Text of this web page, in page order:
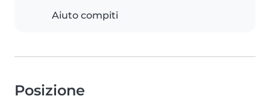
Aiuto compiti
Posizione